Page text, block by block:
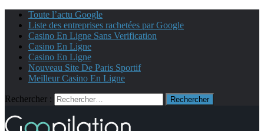
Toute l’actu Google
Liste des entreprises rachetées par Google
Casino En Ligne Sans Verification
Casino En Ligne
Casino En Ligne
Nouveau Site De Paris Sportif
Meilleur Casino En Ligne
Rechercher :